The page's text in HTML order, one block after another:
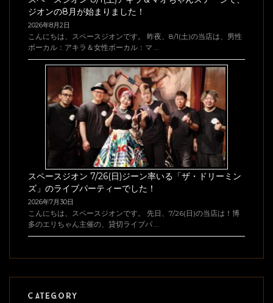
ジオンの8月が始まりました！
2026年8月2日
こんにちは、スペースジオンです。 昨夜、8/1(土)の当店は、男性
ボーカル：アキラ＆女性ボーカル：マ …
スペースジオン 7/26(日)ジーン率いる「ザ・ドリーミン
ズ」のライブパーティーでした！
2026年7月30日
こんにちは、スペースジオンです。 先日、7/26(日)の当店は！博
多のエリちゃん主催の、貸切ライブパ …
CATEGORY